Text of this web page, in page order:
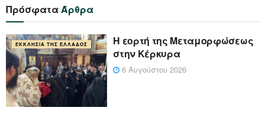
ΠρόσφαταΆρθρα
ΕΚΚΛΗΣΊΑ ΤΗΣ ΕΛΛΆΔΟΣ
Η εορτή της Μεταμορφώσεως
στην Κέρκυρα
6 Αυγούστου 2026